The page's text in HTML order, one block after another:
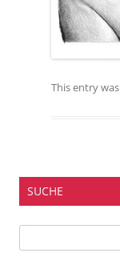
This entry
SUCHE
nach: